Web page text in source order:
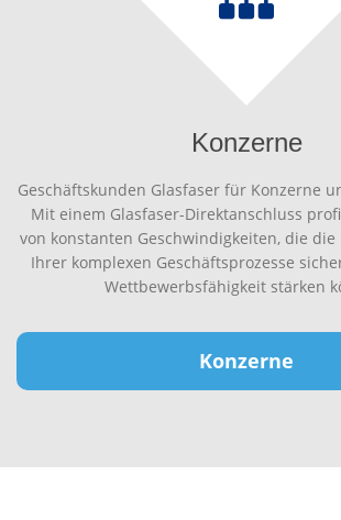
Konzerne
Geschäftskunden Glasfaser für Konzerne
Mit einem Glasfaser-Direktanschluss
von konstanten Geschwindigkeiten, die
Ihrer komplexen Geschäftsprozesse
Wettbewerbsfähigkeit stärken
Konzerne